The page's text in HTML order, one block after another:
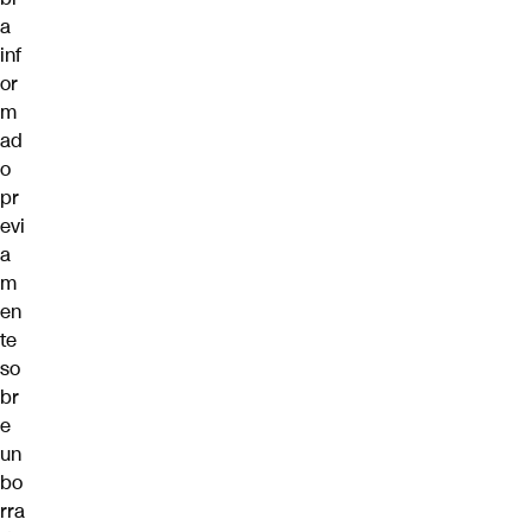
a
inf
or
m
ad
o
pr
evi
a
m
en
te
so
br
e
un
bo
rra